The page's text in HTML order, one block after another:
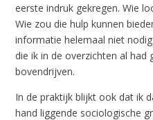
eerste indruk gekregen. Wie
Wie zou die hulp kunnen
informatie helemaal niet
die ik in de overzichten al had
bovendrijven.
In de praktijk blijkt ook dat ik
hand liggende sociologische